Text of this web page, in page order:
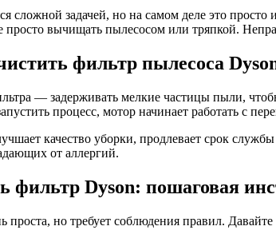
сложной задачей, но на самом деле это
просто вычищать пылесосом или тряпкой.
фильтр пылесоса
— задерживать мелкие частицы пыли,
процесс, мотор начинает работать с
качество уборки, продлевает срок
от аллергий.
фильтр Dyson: пошаговая
проста, но требует соблюдения правил.